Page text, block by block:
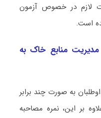
لازم در خصوص آزمون
است.
منابع خاک به
به صورت چند برابر
بر این، نمره مصاحبه